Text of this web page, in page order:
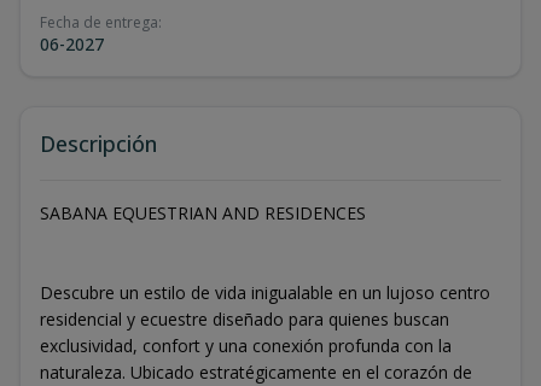
Fecha de entrega:
06-2027
Descripción
SABANA EQUESTRIAN AND RESIDENCES
Descubre un estilo de vida inigualable en un lujoso centro
residencial y ecuestre diseñado para quienes buscan
exclusividad, confort y una conexión profunda con la
naturaleza. Ubicado estratégicamente en el corazón de